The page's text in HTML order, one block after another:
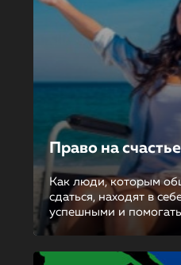
Право на счастье
Как люди, которым
сдаться, находят в
успешными и